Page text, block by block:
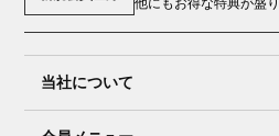
当社について